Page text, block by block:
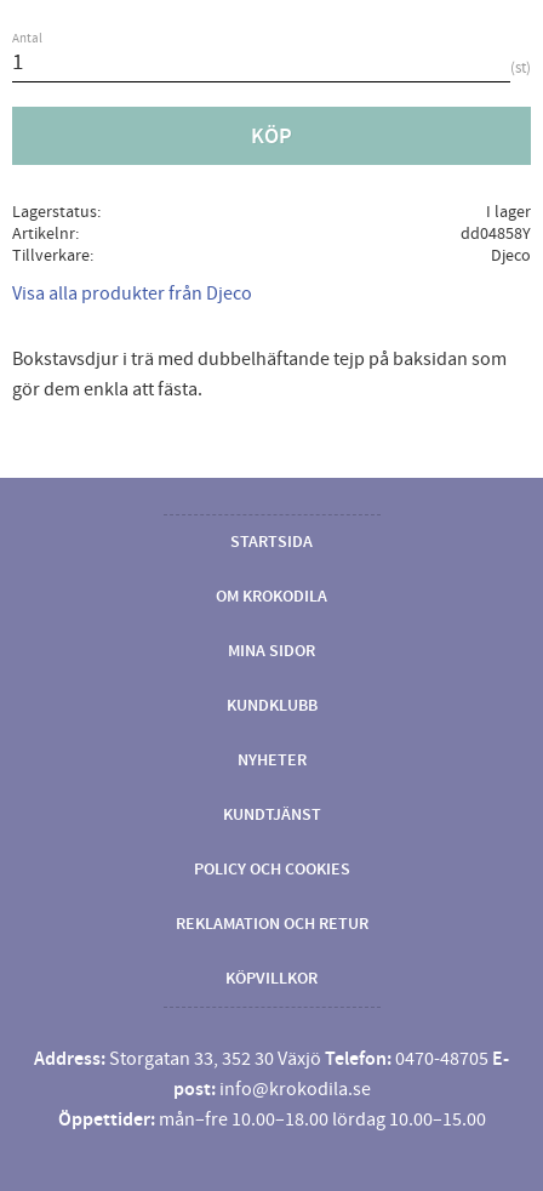
Antal
st
KÖP
Lagerstatus
I lager
Artikelnr
dd04858Y
Tillverkare
Djeco
Visa alla produkter från Djeco
Bokstavsdjur i trä med dubbelhäftande tejp på baksidan som
gör dem enkla att fästa.
STARTSIDA
OM KROKODILA
MINA SIDOR
KUNDKLUBB
NYHETER
KUNDTJÄNST
POLICY OCH COOKIES
REKLAMATION OCH RETUR
KÖPVILLKOR
Address: Storgatan 33, 352 30 Växjö Telefon:0470-48705 E-
post: info@krokodila.se
Öppettider:mån–fre 10.00–18.00 lördag 10.00–15.00